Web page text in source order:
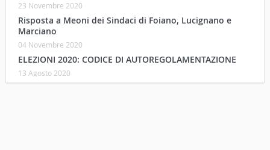
23 Novembre 2020
Risposta a Meoni dei Sindaci di Foiano, Lucignano e
Marciano
04 Novembre 2020
ELEZIONI 2020: CODICE DI AUTOREGOLAMENTAZIONE
13 Agosto 2020